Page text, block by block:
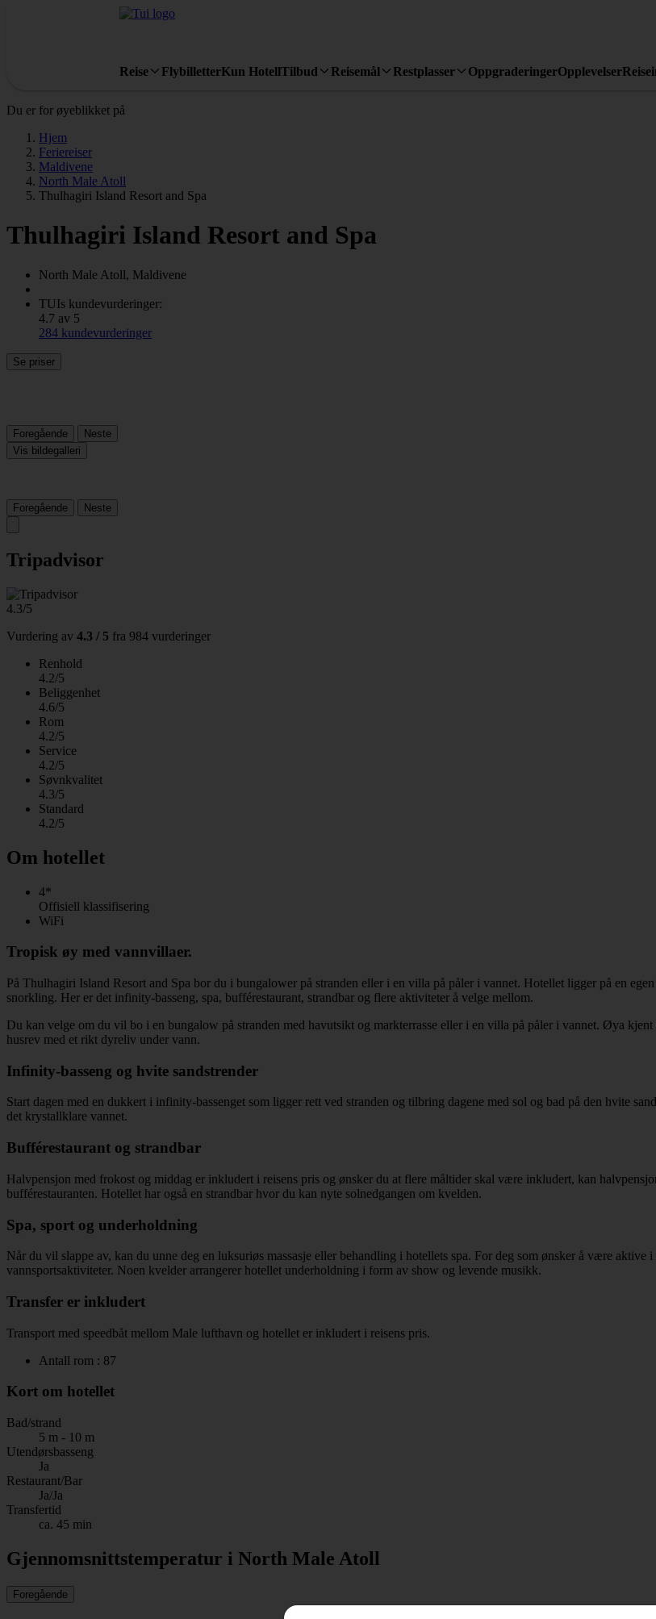
Reise FlybilletterKun HotellTilbud Reisemål Restplasser OppgraderingerOpplevelser
Du er for øyeblikket på
Hjem
Feriereiser
Maldivene
North Male Atoll
Thulhagiri Island Resort and Spa
Thulhagiri Island Resort and Spa
North Male Atoll, Maldivene
TUIs kundevurderinger:
4.7 av 5
284 kundevurderinger
Se priser
Foregående
Neste
Vis bildegalleri
Foregående Neste
Tripadvisor
4.3/5
Vurdering av 4.3 / 5 fra 984 vurderinger
Renhold
4.2/5
Beliggenhet
4.6/5
Rom
4.2/5
Service
4.2/5
Søvnkvalitet
4.3/5
Standard
4.2/5
Om hotellet
4*
Offisiell klassifisering
WiFi
Tropisk øy med vannvillaer.
På Thulhagiri Island Resort and Spa bor du i bungalower på stranden eller i en villa på påler i vannet. Hotellet ligger på en
snorkling. Her er det infinity-basseng, spa, bufférestaurant, strandbar og flere aktiviteter å velge mellom.
Du kan velge om du vil bo i en bungalow på stranden med havutsikt og markterrasse eller i en villa på påler i vannet. Øya kjent
husrev med et rikt dyreliv under vann.
Infinity-basseng og hvite sandstrender
Start dagen med en dukkert i infinity-bassenget som ligger rett ved stranden og tilbring dagene med sol og bad på den hvite
det krystallklare vannet.
Bufférestaurant og strandbar
Halvpensjon med frokost og middag er inkludert i reisens pris og ønsker du at flere måltider skal være inkludert, kan
bufférestauranten. Hotellet har også en strandbar hvor du kan nyte solnedgangen om kvelden.
Spa, sport og underholdning
Når du vil slappe av, kan du unne deg en luksuriøs massasje eller behandling i hotellets spa. For deg som ønsker å være
vannsportsaktiviteter. Noen kvelder arrangerer hotellet underholdning i form av show og levende musikk.
Transfer er inkludert
Transport med speedbåt mellom Male lufthavn og hotellet er inkludert i reisens pris.
Antall rom : 87
Kort om hotellet
Bad/strand
5 m - 10 m
Utendørsbasseng
Ja
Restaurant/Bar
Ja/Ja
Transfertid
ca. 45 min
Gjennomsnittstemperatur i North Male Atoll
Foregående